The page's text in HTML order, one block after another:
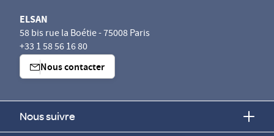
ELSAN
58 bis rue la Boétie - 75008 Paris
+33 1 58 56 16 80
Nous contacter
Nous suivre